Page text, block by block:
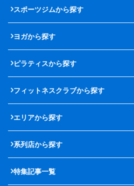
スポーツジムから探す
ヨガから探す
ピラティスから探す
フィットネスクラブから探す
エリアから探す
系列店から探す
特集記事一覧